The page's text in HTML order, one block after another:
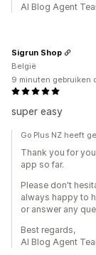
AI Blog Agent
super easy
Sigrun Shop
België
9 minuten gebruiken
Go Plus NZ heeft
Thank you for
app so far.
Please don't
always happy to
or answer any
Best regards,
AI Blog Agent